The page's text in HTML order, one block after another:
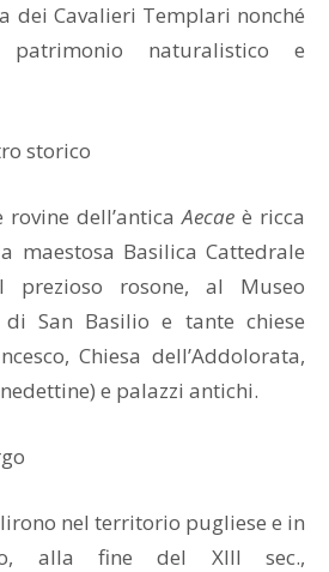
dei Cavalieri Templari nonché
patrimonio naturalistico e
storico
dell’anticaAecae è ricca
maestosa Basilica Cattedrale
prezioso rosone, al Museo
di San Basilio e tante chiese
Chiesa dell’Addolorata,
e palazzi antichi.
nel territorio pugliese e in
alla fine del XIII sec.,